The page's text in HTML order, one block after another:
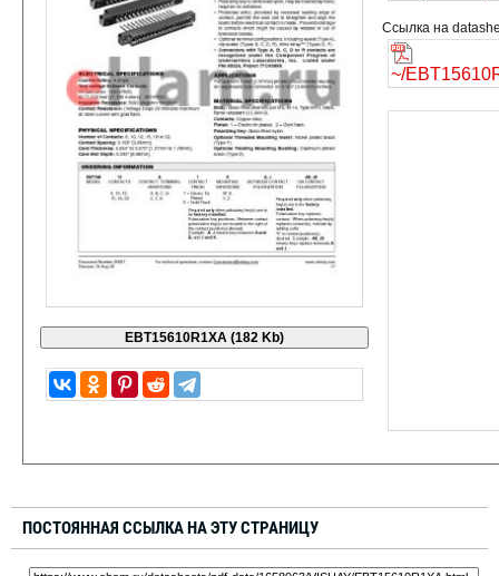
Ссылка на
~/
ПОСТОЯННАЯ ССЫЛКА НА ЭТУ СТРАНИЦУ